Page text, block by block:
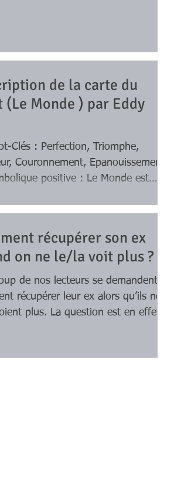
de la carte du
Clés : Perfection, Triomphe,
Couronnement, Epanouissement.
positive : Le Monde est
récupérer son ex
on ne le/la voit plus ?
de nos lecteurs se demandent
récupérer leur ex alors qu’ils ne
plus. La question est en effet